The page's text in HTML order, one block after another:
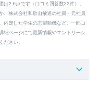
2.6点です（口コミ回答数22件）。
、株式会社和歌山放送の社員・元社員
内定した学生の志望動機など、一部コ
細ページにて最新情報やエントリーシ
さい。